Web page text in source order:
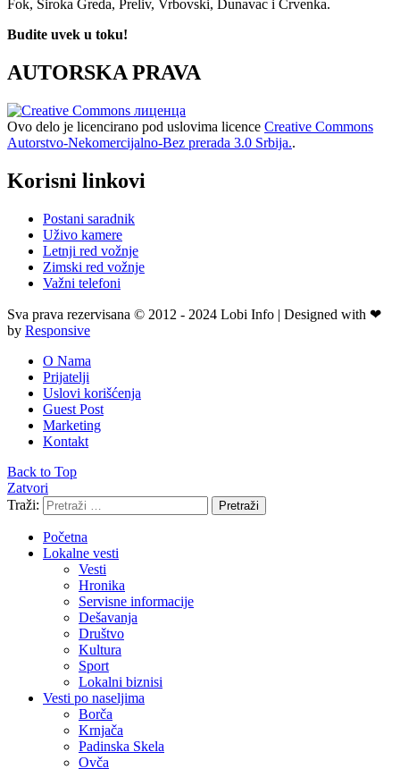
Fok, Široka Greda, Preliv, Vrbovski, Dunavac i Crvenka.
Budite uvek u toku!
AUTORSKA PRAVA
Ovo delo je licencirano pod uslovima licence Creative Commons
Autorstvo-Nekomercijalno-Bez prerada 3.0 Srbija..
Korisni linkovi
Postani saradnik
Uživo kamere
Letnji red vožnje
Zimski red vožnje
Važni telefoni
Sva prava rezervisana © 2012 - 2024 Lobi Info | Designed with ❤
by Responsive
O Nama
Prijatelji
Uslovi korišćenja
Guest Post
Marketing
Kontakt
Back to Top
Zatvori
Traži:
Pretraži
Početna
Lokalne vesti
Vesti
Hronika
Servisne informacije
Dešavanja
Društvo
Kultura
Sport
Lokalni biznisi
Vesti po naseljima
Borča
Krnjača
Padinska Skela
Ovča